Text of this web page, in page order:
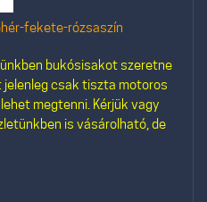
fekete-rózsaszín
bukósisakot szeretne
jelenleg csak tiszta motoros
megtenni. Kérjük vagy
is vásárolható, de